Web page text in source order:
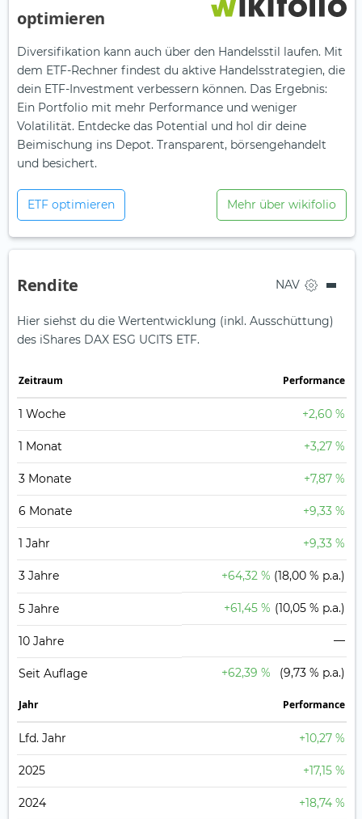
optimieren
Diversifikation kann auch über den Handelsstil laufen. Mit
dem ETF-Rechner findest du aktive Handelsstrategien, die
dein ETF-Investment verbessern können. Das Ergebnis:
Ein Portfolio mit mehr Performance und weniger
Volatilität. Entdecke das Potential und hol dir deine
Beimischung ins Depot. Transparent, börsengehandelt
und besichert.
ETF optimieren Mehr über wikifolio
Rendite NAV
Hier siehst du die Wertentwicklung (inkl. Ausschüttung)
des iShares DAX ESG UCITS ETF.
Zeit­raum Perfor­mance
1 Woche +2,60 %
1 Monat +3,27 %
3 Monate +7,87 %
6 Monate +9,33 %
1 Jahr +9,33 %
3 Jahre +64,32 % (18,00 % p.a.)
5 Jahre +61,45 % (10,05 % p.a.)
10 Jahre —
Seit Auflage +62,39 % (9,73 % p.a.)
Jahr Perfor­mance
Lfd. Jahr +10,27 %
2025 +17,15 %
2024 +18,74 %